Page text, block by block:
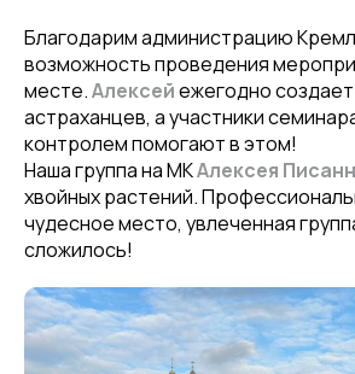
Благодарим администрацию
возможность проведения
месте.Алексейежегодно
астраханцев, а участники
контролем помогают в этом!
Наша группа на МКАлексея
хвойных растений.
чудесное место, увлеченная
сложилось!